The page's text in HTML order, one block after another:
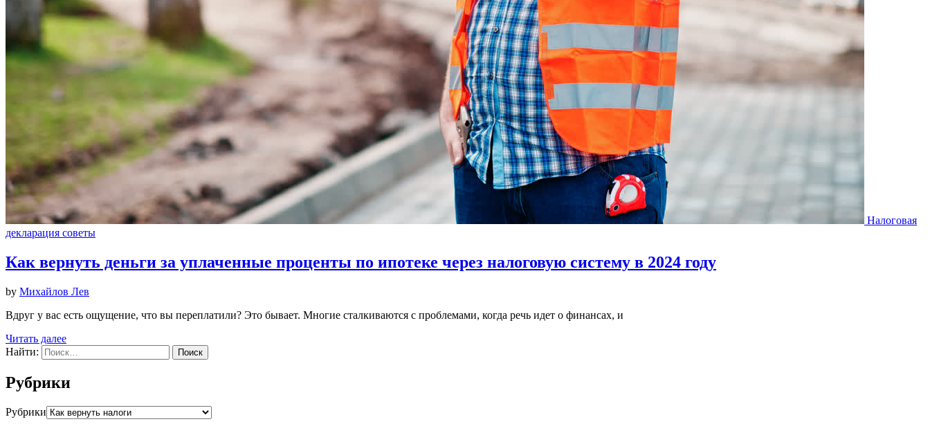
Налоговая
декларация советы
Как вернуть деньги за уплаченные проценты по ипотеке через налоговую систему в 2024 году
by Михайлов Лев
Вдруг у вас есть ощущение, что вы переплатили? Это бывает. Многие сталкиваются с проблемами, когда речь идет о финансах, и
Читать далее
Найти:
Рубрики
Рубрики